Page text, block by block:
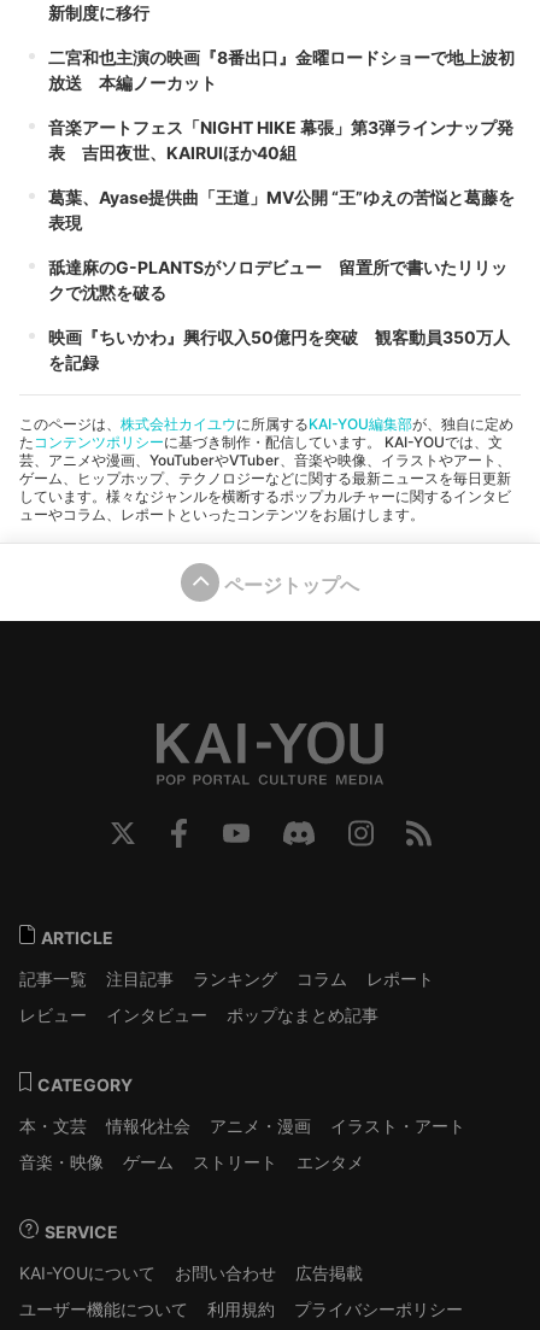
新制度に移行
二宮和也主演の映画『8番出口』金曜ロードショーで地上波初
放送 本編ノーカット
音楽アートフェス「NIGHT HIKE 幕張」第3弾ラインナップ発
表 吉田夜世、KAIRUIほか40組
葛葉、Ayase提供曲「王道」MV公開 “王”ゆえの苦悩と葛藤を
表現
舐達麻のG-PLANTSがソロデビュー 留置所で書いたリリッ
クで沈黙を破る
映画『ちいかわ』興行収入50億円を突破 観客動員350万人
を記録
このページは、 株式会社カイユウに所属するKAI-YOU編集部が、独自に定め
た コンテンツポリシーに基づき制作・配信しています。 KAI-YOUでは、文
芸、アニメや漫画、YouTuberやVTuber、音楽や映像、イラストやアート、
ゲーム、ヒップホップ、テクノロジーなどに関する最新ニュースを毎日更新
しています。様々なジャンルを横断するポップカルチャーに関するインタビ
ューやコラム、レポートといったコンテンツをお届けします。
ページトップへ
ARTICLE
記事一覧
注目記事 ランキング コラム
レポート
レビュー
インタビュー ポップなまとめ記事
CATEGORY
本・文芸
情報化社会 アニメ・漫画
イラスト・アート
音楽・映像
ゲーム ストリート エンタメ
SERVICE
KAI-YOUについて
お問い合わせ
広告掲載
ユーザー機能について
利用規約 プライバシーポリシー